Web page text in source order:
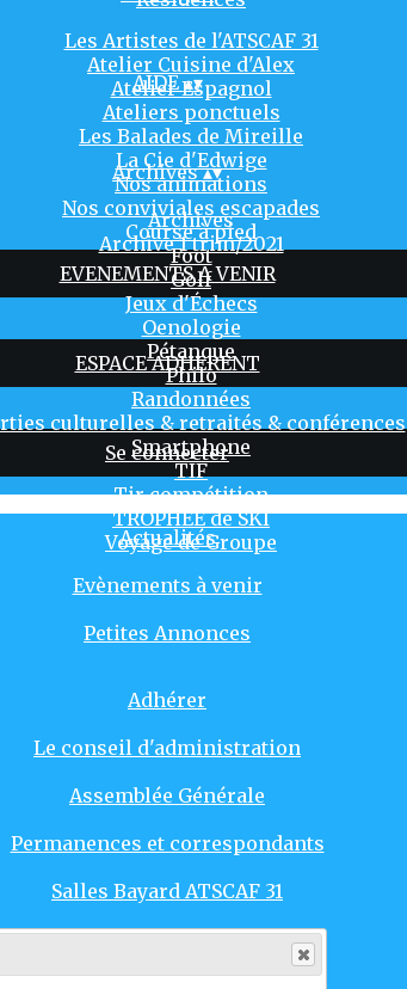
Les Artistes de l'ATSCAF 31
Atelier Cuisine d'Alex
Atelier Espagnol
Ateliers ponctuels
Les Balades de Mireille
La Cie d'Edwige
Nos animations
Nos conviviales escapades
Course à pied
Foot
Golf
Jeux d'Échecs
Oenologie
Pétanque
Philo
Randonnées
culturelles & retraités & conférences
Smartphone
TIF
Tir compétition
TROPHÉE de SKI
Voyage de Groupe
AIDE▴▾
Archives▴▾
Archives
Archive 1 trim/2021
EVENEMENTS A VENIR
ESPACE ADHERENT
Se connecter
Actualités
Evènements à venir
Petites Annonces
Adhérer
Le conseil d'administration
Assemblée Générale
Permanences et correspondants
Salles Bayard ATSCAF 31
Responsables d'activités